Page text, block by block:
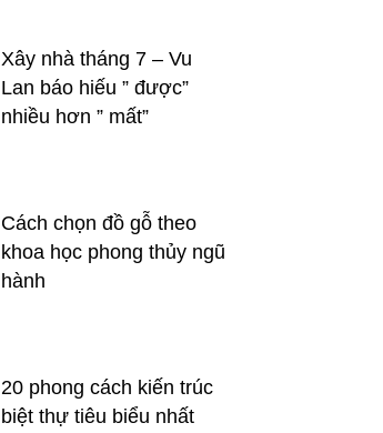
Xây nhà tháng 7 – Vu
Lan báo hiếu ” được”
nhiều hơn ” mất”
Cách chọn đồ gỗ theo
khoa học phong thủy ngũ
hành
20 phong cách kiến trúc
biệt thự tiêu biểu nhất